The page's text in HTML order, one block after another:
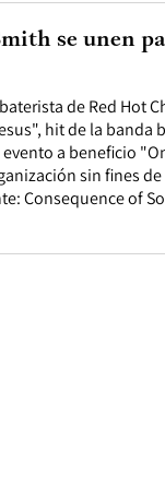
de Red Hot
hit de la banda
a beneficio
sin fines
Consequence of
se unen